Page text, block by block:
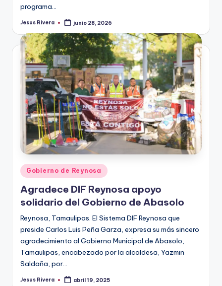
programa…
Publicado
Jesus Rivera junio 28, 2026
Publicado
en
Gobierno de Reynosa
Agradece DIF Reynosa apoyo
solidario del Gobierno de Abasolo
Reynosa, Tamaulipas. El Sistema DIF Reynosa que
preside Carlos Luis Peña Garza, expresa su más sincero
agradecimiento al Gobierno Municipal de Abasolo,
Tamaulipas, encabezado por la alcaldesa, Yazmin
Saldaña, por…
Publicado
Jesus Rivera abril 19, 2025